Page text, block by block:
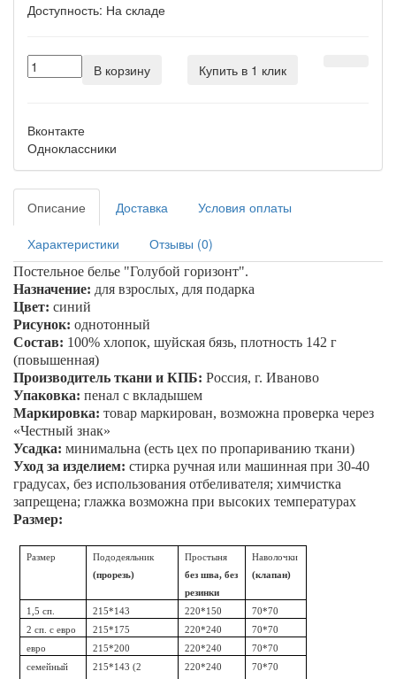
Доступность: На складе
В корзину Купить в 1 клик
Вконтакте
Одноклассники
Описание Доставка Условия оплаты
Характеристики Отзывы (0)
Постельное белье "Голубой горизонт".
Назначение: для взрослых, для подарка
Цвет: синий
Рисунок: однотонный
Состав: 100% хлопок, шуйская бязь, плотность 142 г
(повышенная)
Производитель ткани и КПБ: Россия, г. Иваново
Упаковка: пенал с вкладышем
Маркировка: товар маркирован, возможна проверка через
«Честный знак»
Усадка: минимальна (есть цех по пропариванию ткани)
Уход за изделием: стирка ручная или машинная при 30-40
градусах, без использования отбеливателя; химчистка
запрещена; глажка возможна при высоких температурах
Размер:
Размер
Пододеяльник
(прорезь)
Простыня
без шва, без
резинки
Наволочки
(клапан)
1,5 сп. 215*143 220*150
70*70
2 сп. с евро
215*175 220*240
70*70
евро
215*200 220*240
70*70
семейный
215*143 (2
220*240 70*70